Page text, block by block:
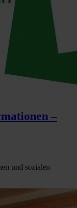
–
und sozialen